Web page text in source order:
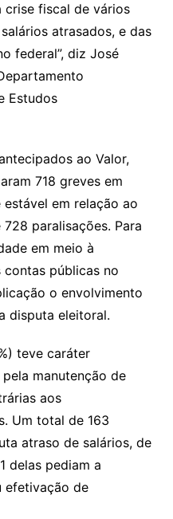
crise fiscal de vários
atrasados, e das
federal”, diz José
Estudos
ao Valor,
718 greves em
em relação ao
paralisações. Para
em meio à
públicas no
o envolvimento
disputa eleitoral.
teve caráter
manutenção de
aos
Um total de 163
atraso de salários, de
delas pediam a
efetivação de